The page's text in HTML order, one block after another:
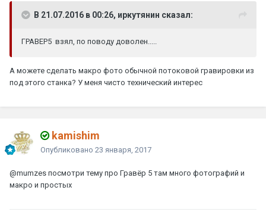
В 21.07.2016 в 00:26, иркутянин сказал:
ГРАВЕР5 взял, по поводу доволен.....
А можете сделать макро фото обычной потоковой гравировки из
под этого станка? У меня чисто технический интерес
kamishim
Опубликовано 23 января, 2017
@mumzes посмотри тему про Гравёр 5 там много фотографий и
макро и простых